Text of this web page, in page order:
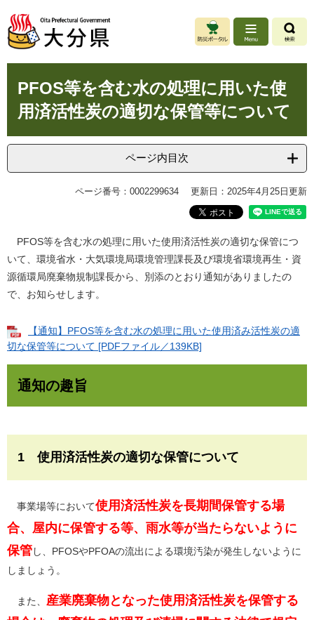
ジ
先
ュ
を
本
へ
PFOS等を含む水の処理に用いた使
用済活性炭の適切な保管等について
ページ内目次
ページ番号：0002299634 更新日：2025年4月25日更新
PFOS等を含む水の処理に用いた使用済活性炭の適切な保管につ
いて、環境省水・大気環境局環境管理課長及び環境省環境再生・資
源循環局廃棄物規制課長から、別添のとおり通知がありましたの
で、お知らせします。
【通知】PFOS等を含む水の処理に用いた使用済み活性炭の適
切な保管等について [PDFファイル／139KB]
通知の趣旨
1 使用済活性炭の適切な保管について
事業場等において使用済活性炭を長期間保管する場
合、屋内に保管する等、雨水等が当たらないように
保管し、PFOSやPFOAの流出による環境汚染が発生しないように
しましょう。
また、 産業廃棄物となった使用済活性炭を保管する